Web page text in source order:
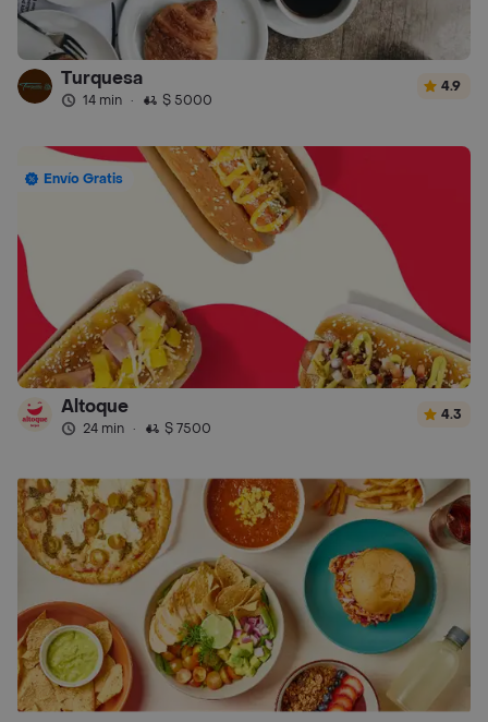
Turquesa
14 min · $ 5000
4.9
Envío Gratis
Altoque
24 min · $ 7500
4.3